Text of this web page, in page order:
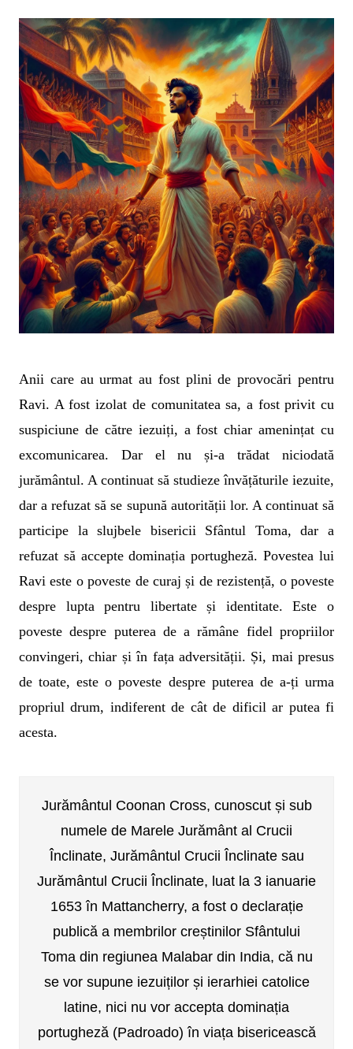
Anii care au urmat au fost plini de provocări pentru
Ravi. A fost izolat de comunitatea sa, a fost privit cu
suspiciune de către iezuiți, a fost chiar amenințat cu
excomunicarea. Dar el nu și-a trădat niciodată
jurământul. A continuat să studieze învățăturile iezuite,
dar a refuzat să se supună autorității lor. A continuat să
participe la slujbele bisericii Sfântul Toma, dar a
refuzat să accepte dominația portugheză. Povestea lui
Ravi este o poveste de curaj și de rezistență, o poveste
despre lupta pentru libertate și identitate. Este o
poveste despre puterea de a rămâne fidel propriilor
convingeri, chiar și în fața adversității. Și, mai presus
de toate, este o poveste despre puterea de a-ți urma
propriul drum, indiferent de cât de dificil ar putea fi
acesta.
Jurământul Coonan Cross, cunoscut și sub
numele de Marele Jurământ al Crucii
Înclinate, Jurământul Crucii Înclinate sau
Jurământul Crucii Înclinate, luat la 3 ianuarie
1653 în Mattancherry, a fost o declarație
publică a membrilor creștinilor Sfântului
Toma din regiunea Malabar din India, că nu
se vor supune iezuiților și ierarhiei catolice
latine, nici nu vor accepta dominația
portugheză (Padroado) în viața bisericească